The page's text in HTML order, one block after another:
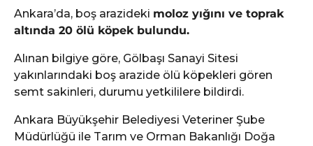
l
ö
n
e
Ankara’da, boş arazideki moloz yığını ve toprak
altında 20 ölü köpek bulundu.
Alınan bilgiye göre, Gölbaşı Sanayi Sitesi
yakınlarındaki boş arazide ölü köpekleri gören
semt sakinleri, durumu yetkililere bildirdi.
Ankara Büyükşehir Belediyesi Veteriner Şube
Müdürlüğü ile Tarım ve Orman Bakanlığı Doğa